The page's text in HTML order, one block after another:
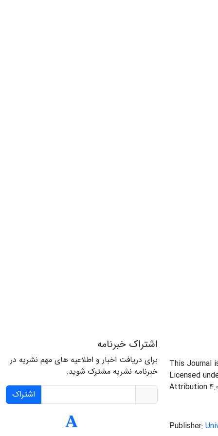
This Journal
Licensed
Attribution
Publisher:
اشتراک خبرنامه
برای دریافت اخبار و اطلاعیه های مهم نشریه در
خبرنامه نشریه مشترک شوید.
اشتراک